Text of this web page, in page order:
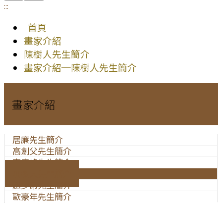
:::
首頁
畫家介紹
陳樹人先生簡介
畫家介紹─陳樹人先生簡介
畫家介紹
居廉先生簡介
高劍父先生簡介
高奇峰先生簡介
趙少昂先生簡介
歐豪年先生簡介